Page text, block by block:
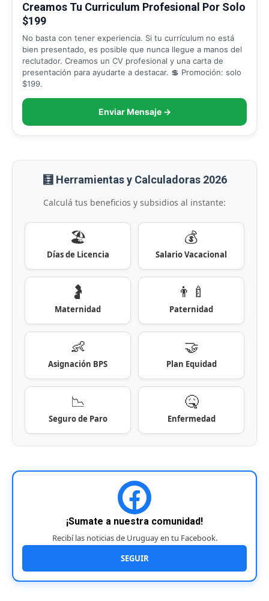
Creamos Tu Curriculum Profesional Por Solo
$199
No basta con tener experiencia. Si tu currículum no está
bien presentado, es posible que nunca llegue a manos del
reclutador. Creamos un CV profesional y una carta de
presentación para ayudarte a destacar. 💲 Promoción: solo
$199.
Enviar Mensaje →
🧮 Herramientas y Calculadoras 2026
Calculá tus beneficios y subsidios al instante:
🏖️
Días de Licencia
💰
Salario Vacacional
🤰
Maternidad
👨‍🍼
Paternidad
👶
Asignación BPS
🤝
Plan Equidad
📉
Seguro de Paro
🤒
Enfermedad
¡Sumate a nuestra comunidad!
Recibí las noticias de Uruguay en tu Facebook.
SEGUIR